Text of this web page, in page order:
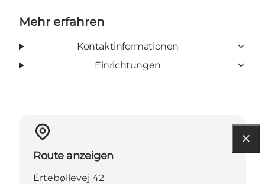
Mehr erfahren
Kontaktinformationen
Einrichtungen
Route anzeigen
Ertebøllevej 42